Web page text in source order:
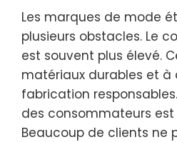
Les marques de mode
plusieurs obstacles. Le
est souvent plus élevé.
matériaux durables et à
fabrication
des consommateurs
Beaucoup de clients ne